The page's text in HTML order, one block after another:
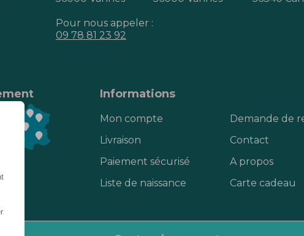
Pour nous appeler :
09 78 81 23 92
Informations
Mon compte
Livraison
Paiement sécurisé
Liste de naissance
Demande de
Contact
A propos
Carte cadeau